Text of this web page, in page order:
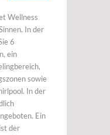
Wellness
In der
6
ein
sowie
In der
Ein
der